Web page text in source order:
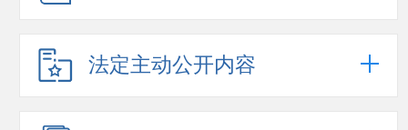
法定主动公开内容